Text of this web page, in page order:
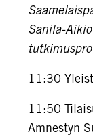
Sanila-
11:30
11:50
Amnestyn